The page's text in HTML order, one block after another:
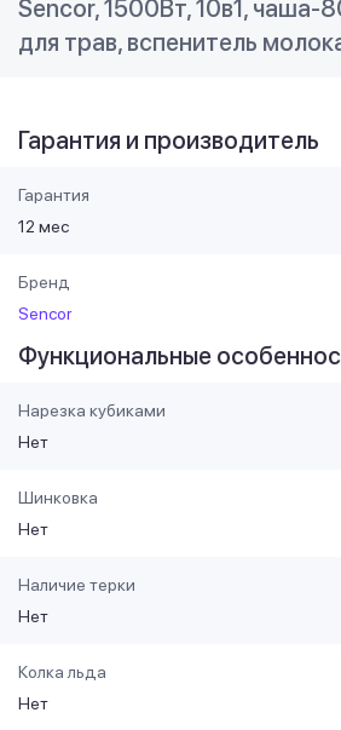
Sencor, 1500Вт, 10в1, чаша-
для трав, вспенитель
Гарантия и производитель
Гарантия
12 мес
Бренд
Sencor
Функциональные
Нарезка кубиками
Нет
Шинковка
Нет
Наличие терки
Нет
Колка льда
Нет